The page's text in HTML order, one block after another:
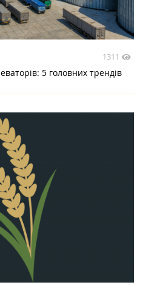
1311
5 головних трендів